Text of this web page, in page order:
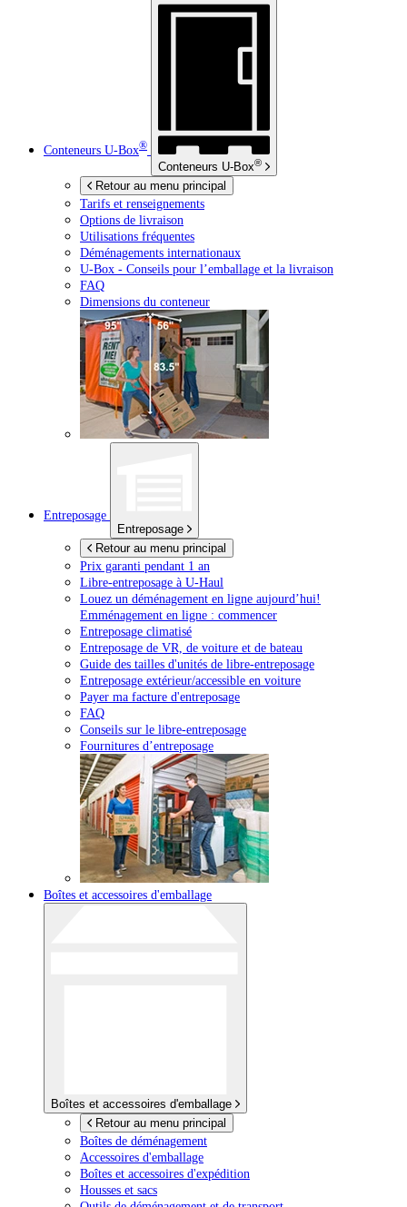
Conteneurs U-Box®
Conteneurs U-Box®
Retour au menu principal
Tarifs et renseignements
Options de livraison
Utilisations fréquentes
Déménagements internationaux
U-Box - Conseils pour l’emballage et la livraison
FAQ
Dimensions du conteneur
Entreposage
Entreposage
Retour au menu principal
Prix garanti pendant 1 an
Libre-entreposage à U-Haul
Louez un déménagement en ligne aujourd’hui!
Emménagement en ligne : commencer
Entreposage climatisé
Entreposage de VR, de voiture et de bateau
Guide des tailles d'unités de libre-entreposage
Entreposage extérieur/accessible en voiture
Payer ma facture d'entreposage
FAQ
Conseils sur le libre-entreposage
Fournitures d’entreposage
Boîtes et accessoires d'emballage
Boîtes et accessoires d'emballage
Retour au menu principal
Boîtes de déménagement
Accessoires d'emballage
Boîtes et accessoires d'expédition
Housses et sacs